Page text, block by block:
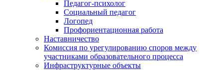
Педагог-психолог
Социальный педагог
Логопед
Профориентационная работа
Наставничество
Комиссия по урегулированию споров между
участниками образовательного процесса
Инфраструктурные объекты